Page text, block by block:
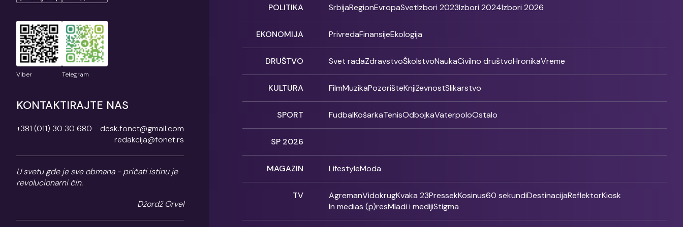
Viber Telegram
KONTAKTIRAJTE NAS
+381 (011) 30 30 680
desk.fonet@gmail.com
redakcija@fonet.rs
U svetu gde je sve obmana - pričati istinu je
revolucionarni čin.
Džordž Orvel
POLITIKA SrbijaRegionEvropaSvetIzbori 2023Izbori 2024Izbori 2026
EKONOMIJA PrivredaFinansijeEkologija
DRUŠTVO Svet radaZdravstvoŠkolstvoNaukaCivilno društvoHronikaVreme
KULTURA FilmMuzikaPozorišteKnjiževnostSlikarstvo
SPORT FudbalKošarkaTenisOdbojkaVaterpoloOstalo
SP 2026
MAGAZIN LifestyleModa
TV AgremanVidokrugKvaka 23PressekKosinus60 sekundiDestinacijaReflektorKiosk
In medias (p)resMladi i medijiStigma